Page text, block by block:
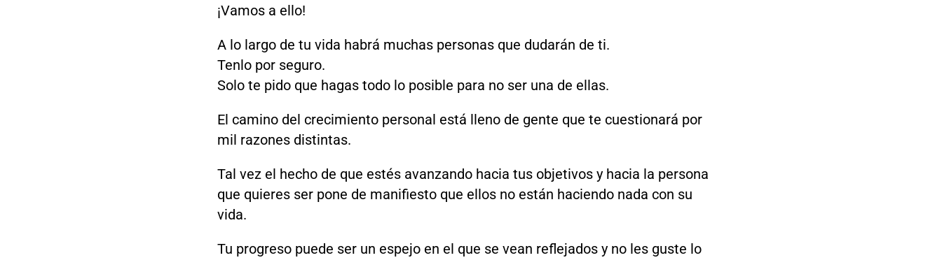
¡Vamos a ello!
A lo largo de tu vida habrá muchas personas que dudarán de ti.
Tenlo por seguro.
Solo te pido que hagas todo lo posible para no ser una de ellas.
El camino del crecimiento personal está lleno de gente que te cuestionará por
mil razones distintas.
Tal vez el hecho de que estés avanzando hacia tus objetivos y hacia la persona
que quieres ser pone de manifiesto que ellos no están haciendo nada con su
vida.
Tu progreso puede ser un espejo en el que se vean reflejados y no les guste lo